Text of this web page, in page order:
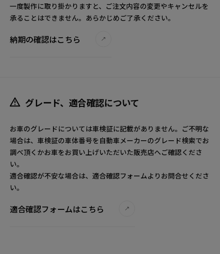
一度製作に取り掛かりますと、ご注文内容の変更やキャンセルを
承ることはできません。あらかじめご了承ください。
納期の確認はこちら
グレード、適合確認について
お車のグレードについては車検証に記載がありません。ご不明な
場合は、車検証の車体番号を自動車メーカーのグレード検索でお
調べ頂くかお車をお買い上げいただいた販売店へご確認くださ
い。
適合確認が不安な場合は、適合確認フォームよりお問合せくださ
い。
適合確認フォームはこちら